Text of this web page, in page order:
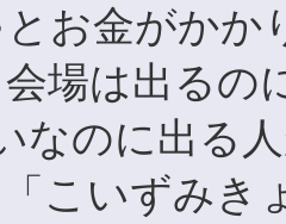
お金がかか
場は出るの
なのに出る
こいずみき